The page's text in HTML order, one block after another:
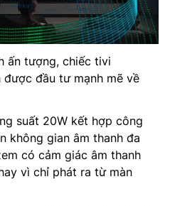
ấn tượng, chiếc tivi
được đầu tư mạnh mẽ về
suất 20W kết hợp công
không gian âm thanh đa
có cảm giác âm thanh
vì chỉ phát ra từ màn